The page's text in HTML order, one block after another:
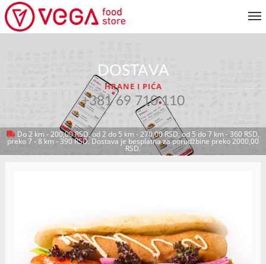
KORISNIČKI SERVISDOSTAVA
HRANE I PIĆA
+381 69 710 110
Do 2 km - 200,00 RSD, od 2 do 5 km - 270,00 RSD, od 5 do 7 km - 360 RSD,
preko 7 - 8 km - 390 RSD. Dostava je besplatna za porudžbine preko 2000,00
RSD.
VRATI SE NA JELOVNIK